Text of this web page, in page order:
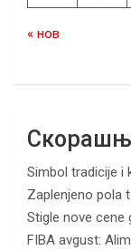
« нов
Simbol tradicije i
Zaplenjeno pola
Stigle nove cene
FIBA avgust: